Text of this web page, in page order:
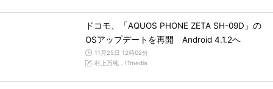
ドコモ、「AQUOS PHONE ZETA SH-09D」の
OSアップデートを再開 Android 4.1.2へ
11月25日 12時02分
村上万純，ITmedia